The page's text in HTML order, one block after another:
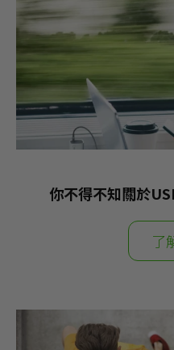
你不得不知關於
了